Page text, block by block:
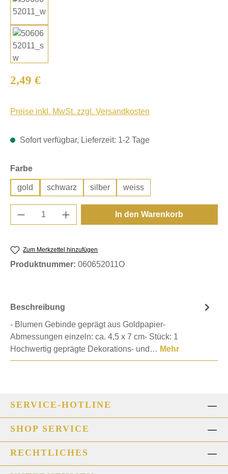
Regulärer Preis:
2,49 €
Preise inkl. MwSt. zzgl. Versandkosten
Sofort verfügbar, Lieferzeit: 1-2 Tage
Farbeauswählen
gold schwarz silber weiss
Produkt Anzahl: Gib den gewünschten
In den Warenkorb
Zum Merkzettel hinzufügen
Produktnummer: 060652011O
Beschreibung
- Blumen Gebinde geprägt aus Goldpapier-
Abmessungen einzeln: ca. 4,5 x 7 cm- Stück: 1
Hochwertig geprägte Dekorations- und… Mehr
SERVICE-HOTLINE
SHOP SERVICE
RECHTLICHES